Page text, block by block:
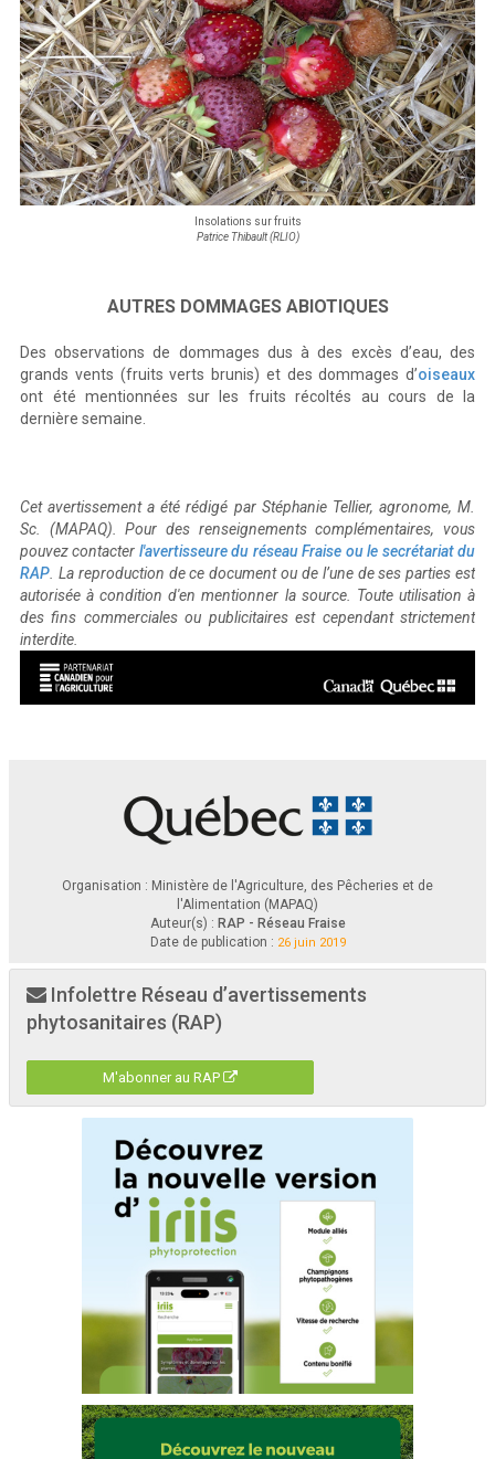
Insolations sur fruits
Patrice Thibault (RLIO)
AUTRES DOMMAGES ABIOTIQUES
Des observations de dommages dus à des excès d’eau, des
grands vents (fruits verts brunis) et des dommages d’oiseaux
ont été mentionnées sur les fruits récoltés au cours de la
dernière semaine.
Cet avertissement a été rédigé par Stéphanie Tellier, agronome, M.
Sc. (MAPAQ). Pour des renseignements complémentaires, vous
pouvez contacter l'avertisseure du réseau Fraise ou le secrétariat du
RAP. La reproduction de ce document ou de l’une de ses parties est
autorisée à condition d'en mentionner la source. Toute utilisation à
des fins commerciales ou publicitaires est cependant strictement
interdite.
Organisation : Ministère de l'Agriculture, des Pêcheries et de
l'Alimentation (MAPAQ)
Auteur(s) : RAP - Réseau Fraise
Date de publication : 26 juin 2019
Infolettre Réseau d’avertissements
phytosanitaires (RAP)
M'abonner au RAP